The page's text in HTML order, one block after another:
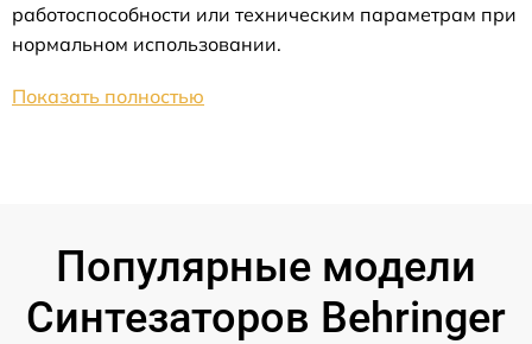
работоспособности или техническим параметрам при
нормальном использовании.
Показать полностью
Популярные модели
Синтезаторов Behringer